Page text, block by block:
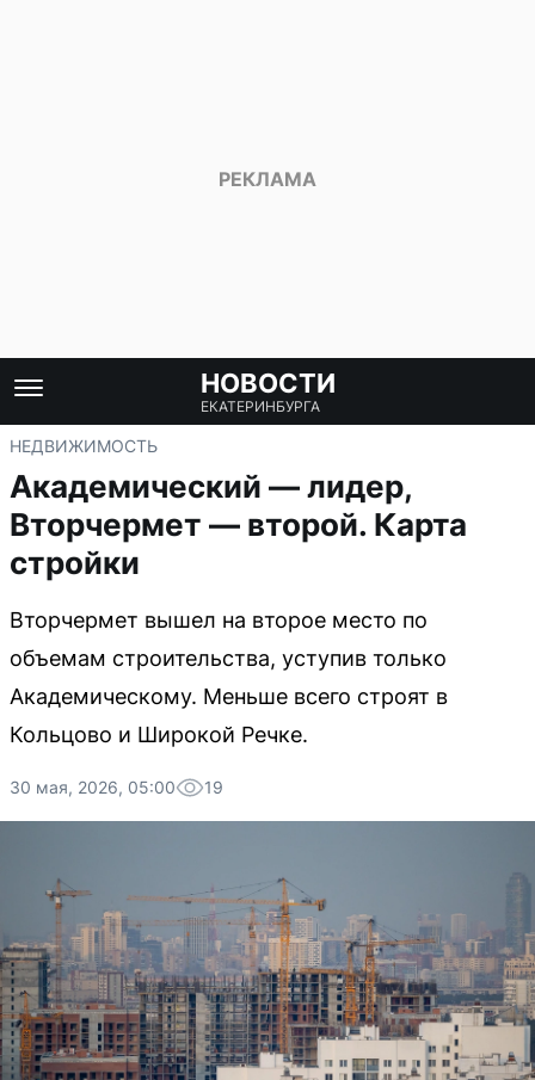
НОВОСТИ
ЕКАТЕРИНБУРГА
НЕДВИЖИМОСТЬ
Академический — лидер,
Вторчермет — второй. Карта
стройки
Вторчермет вышел на второе место по
объемам строительства, уступив только
Академическому. Меньше всего строят в
Кольцово и Широкой Речке.
30 мая, 2026, 05:00 19